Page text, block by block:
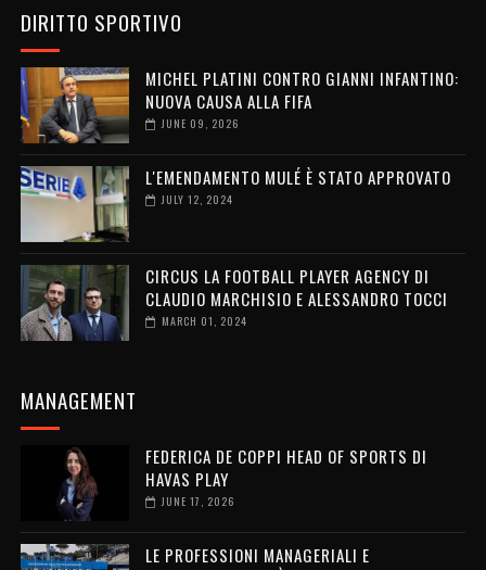
DIRITTO SPORTIVO
MICHEL PLATINI CONTRO GIANNI INFANTINO:
NUOVA CAUSA ALLA FIFA
JUNE 09, 2026
L'EMENDAMENTO MULÉ È STATO APPROVATO
JULY 12, 2024
CIRCUS LA FOOTBALL PLAYER AGENCY DI
CLAUDIO MARCHISIO E ALESSANDRO TOCCI
MARCH 01, 2024
MANAGEMENT
FEDERICA DE COPPI HEAD OF SPORTS DI
HAVAS PLAY
JUNE 17, 2026
LE PROFESSIONI MANAGERIALI E